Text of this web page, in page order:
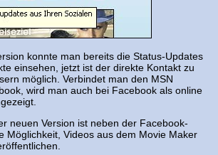
konnte man bereits die Status-Updates
einsehen, jetzt ist der direkte Kontakt zu
möglich. Verbindet man den MSN
wird man auch bei Facebook als online
neuen Version ist neben der Facebook-
Möglichkeit, Videos aus dem Movie Maker